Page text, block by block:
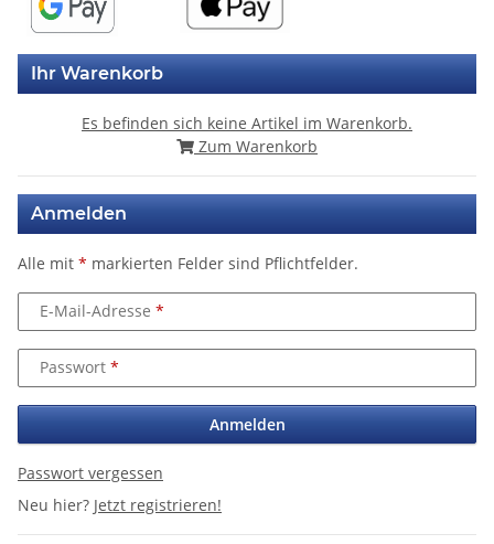
Ihr Warenkorb
Es befinden sich keine Artikel im Warenkorb.
Zum Warenkorb
Anmelden
Alle mit * markierten Felder sind Pflichtfelder.
E-Mail-Adresse
Passwort
Anmelden
Passwort vergessen
Neu hier? Jetzt registrieren!